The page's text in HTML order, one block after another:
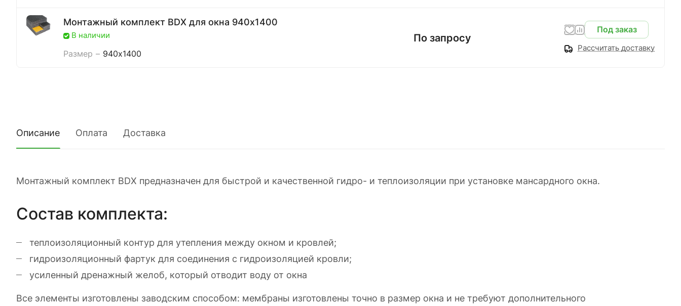
Монтажный комплект BDX для окна 940х1400
В наличии
Размер – 940x1400
По запросу
Под заказ
Рассчитать доставку
Описание Оплата Доставка
Монтажный комплект BDX предназначен для быстрой и качественной гидро- и теплоизоляции при установке мансардного окна.
Состав комплекта:
теплоизоляционный контур для утепления между окном и кровлей;
гидроизоляционный фартук для соединения с гидроизоляцией кровли;
усиленный дренажный желоб, который отводит воду от окна
Все элементы изготовлены заводским способом: мембраны изготовлены точно в размер окна и не требуют дополнительного